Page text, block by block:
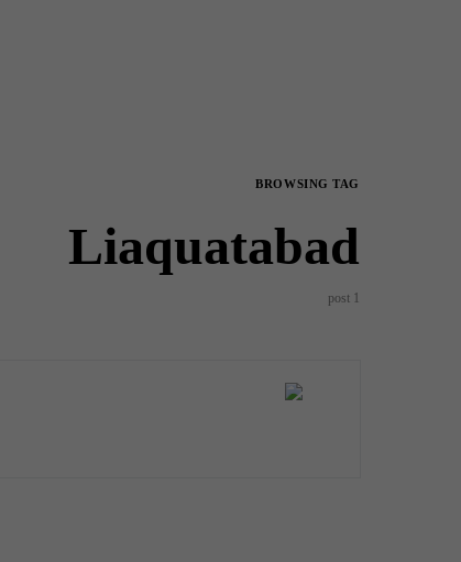
BROWSING TAG
Liaquatabad
1 post